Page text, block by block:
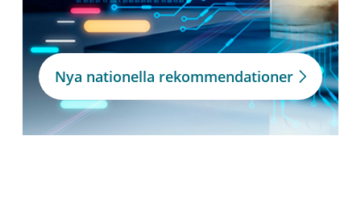
Nya nationella rekommendationer